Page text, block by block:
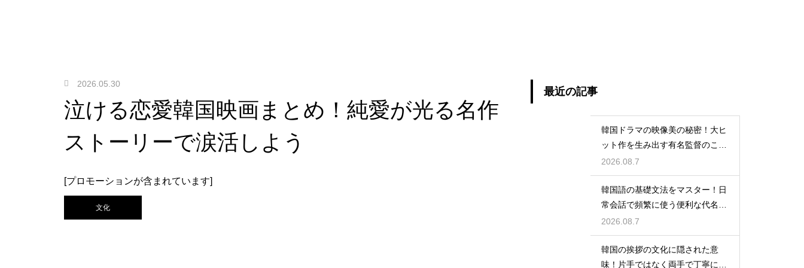
2026.05.30
泣ける恋愛韓国映画まとめ！純愛が光る名作
ストーリーで涙活しよう
[プロモーションが含まれています]
文化
最近の記事
韓国ドラマの映像美の秘密！大ヒ
ット作を生み出す有名監督のこだ
わりの特徴
2026.08.7
韓国語の基礎文法をマスター！日
常会話で頻繁に使う便利な代名詞
の一覧
2026.08.7
韓国の挨拶の文化に隠された意
味！片手ではなく両手で丁寧に握